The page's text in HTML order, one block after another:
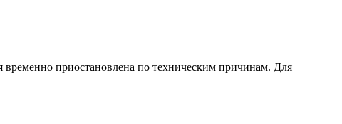
временно приостановлена по техническим причинам. Для